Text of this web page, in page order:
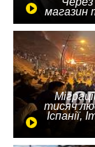
магазин
тисяч
Іспанії,